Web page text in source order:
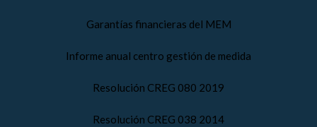
Garantías financieras del MEM
Informe anual centro gestión de medida
Resolución CREG 080 2019
Resolución CREG 038 2014